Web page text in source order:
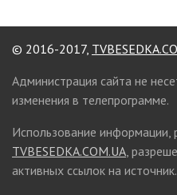
© 2016-2017,
Администрация сайта не
изменения в телепрограмме.
Использование информации,
TVBESEDKA.COM.UA,
активных ссылок на источник.